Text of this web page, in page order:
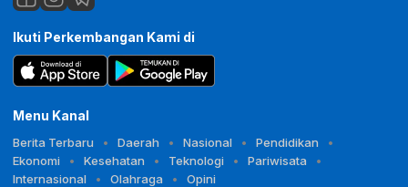
Ikuti Perkembangan Kami di
Menu Kanal
Berita Terbaru Daerah Nasional
Pendidikan
Ekonomi
Kesehatan Teknologi
Pariwisata
Internasional
Olahraga Opini